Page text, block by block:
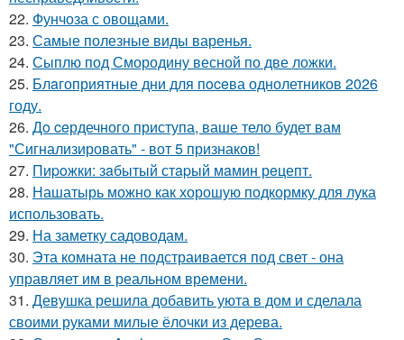
22. Фунчоза с овощами.
23. Самые полезные виды варенья.
24. Сыплю под Смородину весной по две ложки.
25. Блaгоприятные дни для пoceва однолетников 2026
году.
26. Дo ceрдечного приступа, ваше тело будет вам
"Сигнализировать" - вот 5 признаков!
27. Пиpoжки: зaбытый стapый мaмин рeцепт.
28. Нашатырь можно как хорошую подкормку для лука
использовать.
29. На заметку садоводам.
30. Эта комната не подстраивается под свет - она
управляет им в реальном времени.
31. Девушка решила добавить уюта в дом и сделала
своими руками милые ёлочки из дерева.